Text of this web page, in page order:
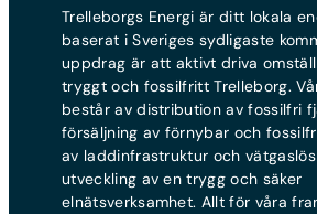
Trelleborgs Energi är ditt lokala
baserat i Sveriges sydligaste
uppdrag är att aktivt driva
tryggt och fossilfritt Trelleborg.
består av distribution av fossilfri
försäljning av förnybar och
av laddinfrastruktur och
utveckling av en trygg och säker
elnätsverksamhet. Allt för våra